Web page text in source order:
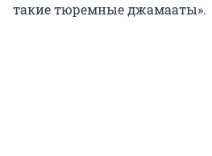
такие тюремные джамааты».